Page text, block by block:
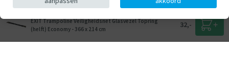
EXIT Trampoline Veiligheidsnet Glasvezel Topring
(helft) Economy - 366 x 214 cm
32,-